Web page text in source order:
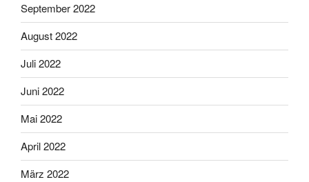
September 2022
August 2022
Juli 2022
Juni 2022
Mai 2022
April 2022
März 2022